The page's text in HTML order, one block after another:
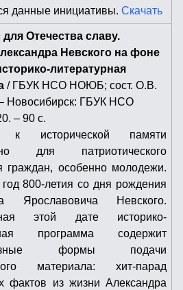
данные инициативы. Скачать
Отечества славу.
Невского на фоне
литературная
/ ГБУК НСО НОЮБ; сост. О.В.
Новосибирск: ГБУК НСО
– 90 с.
к исторической памяти
для патриотического
граждан, особенно молодежи.
800-летия со дня рождения
Ярославовича Невского.
этой дате историко-
программа содержит
формы подачи
материала: хит-парад
фактов из жизни Александра